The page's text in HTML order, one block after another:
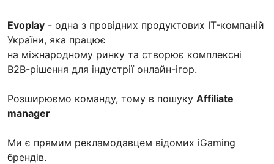
Evoplay - одна з провідних продуктових IT-компаній
України, яка працює
на міжнародному ринку та створює комплексні
B2B-рішення для індустрії онлайн-ігор.
Розширюємо команду, тому в пошуку Affiliate
manager
Ми є прямим рекламодавцем відомих iGaming
брендів.